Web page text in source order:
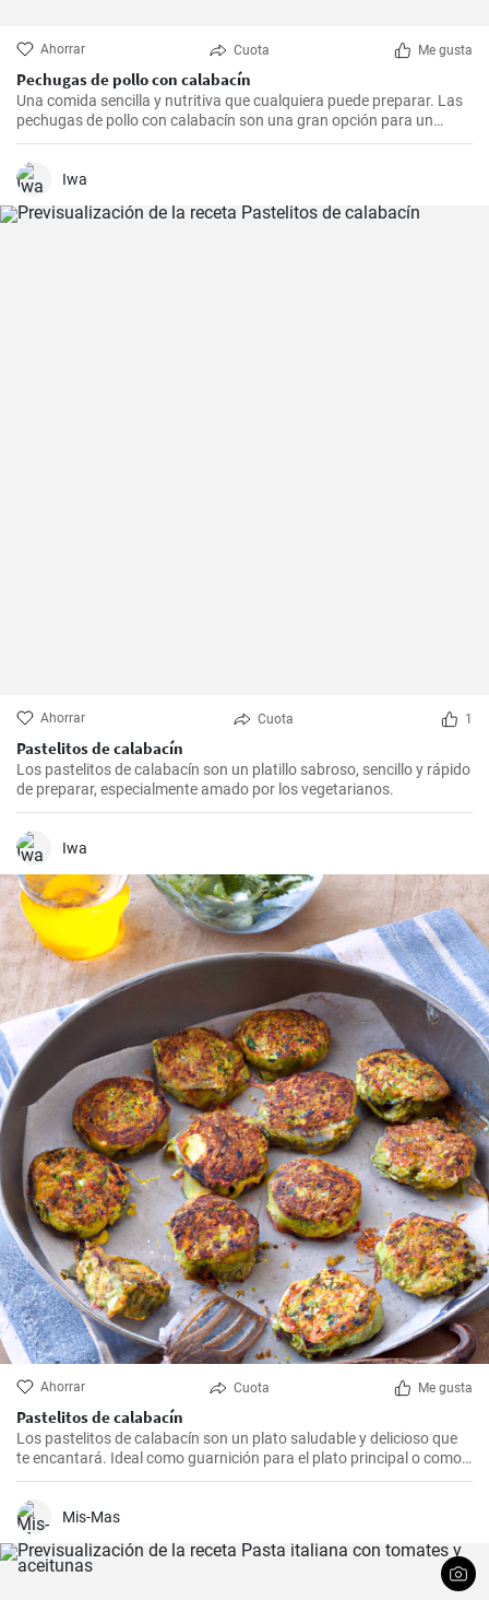
Ahorrar Cuota Me gusta
Pechugas de pollo con calabacín
Una comida sencilla y nutritiva que cualquiera puede preparar. Las
pechugas de pollo con calabacín son una gran opción para un
almuerzo o cena rápida.
Iwa
Ahorrar Cuota 1
Pastelitos de calabacín
Los pastelitos de calabacín son un platillo sabroso, sencillo y rápido
de preparar, especialmente amado por los vegetarianos.
Iwa
Ahorrar Cuota Me gusta
Pastelitos de calabacín
Los pastelitos de calabacín son un plato saludable y delicioso que
te encantará. Ideal como guarnición para el plato principal o como
plato independiente con tu salsa favorita.
Mis-Mas